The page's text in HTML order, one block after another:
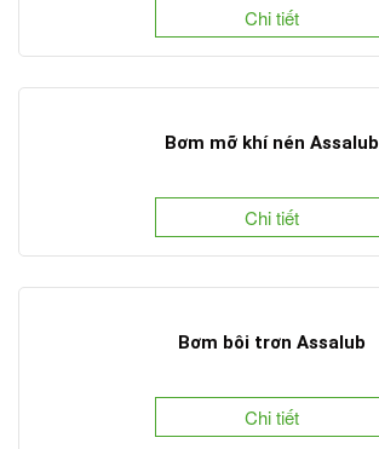
Chi tiết
Bơm mỡ khí nén Assalub
Chi tiết
Bơm bôi trơn Assalub
Chi tiết